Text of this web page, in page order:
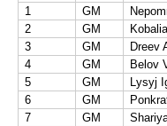
1 GM
2
GM
3
GM Dreev
4
GM Belov
5
GM Lysyj
6
GM
7
GM